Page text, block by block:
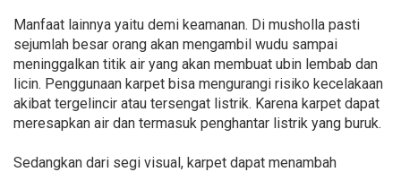
Manfaat lainnya yaitu demi keamanan. Di musholla pasti
sejumlah besar orang akan mengambil wudu sampai
meninggalkan titik air yang akan membuat ubin lembab dan
licin. Penggunaan karpet bisa mengurangi risiko kecelakaan
akibat tergelincir atau tersengat listrik. Karena karpet dapat
meresapkan air dan termasuk penghantar listrik yang buruk.
Sedangkan dari segi visual, karpet dapat menambah